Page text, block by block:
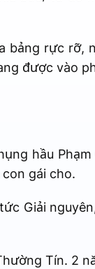
bảng rực rỡ,
được vào
hầu
gái cho.
Giải
Tín. 2